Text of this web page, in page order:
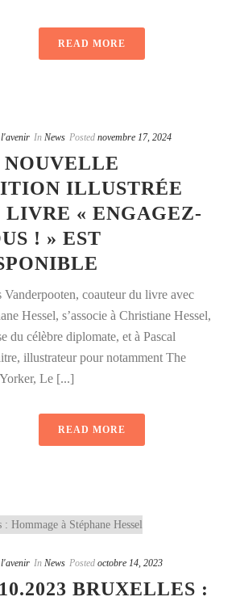
READ MORE
l'avenir In News Posted novembre 17, 2024
ILLUSTRÉE
LIVRE « ENGAGEZ-
! » EST
Vanderpooten, coauteur du livre avec
Hessel, s’associe à Christiane Hessel,
du célèbre diplomate, et à Pascal
illustrateur pour notamment The
Le [...]
READ MORE
l'avenir In News Posted octobre 14, 2023
BRUXELLES :